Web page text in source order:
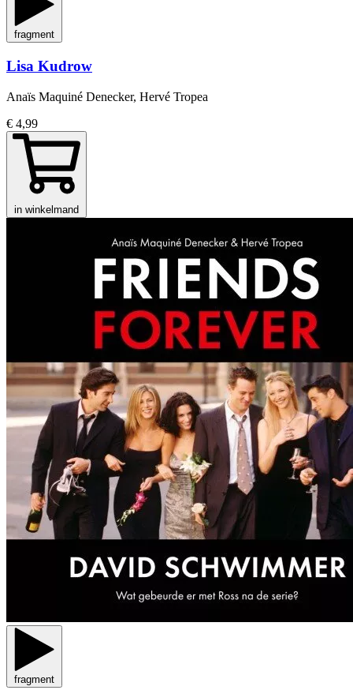
fragment
Lisa Kudrow
Anaïs Maquiné Denecker, Hervé Tropea
€ 4,99
in winkelmand
fragment